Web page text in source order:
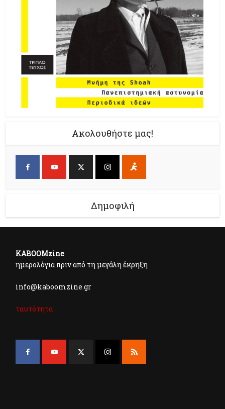
Ακολουθήστε μας!
Δημοφιλή
KABOOMzine
ημερολόγια πριν από τη μεγάλη έκρηξη
info@kaboomzine.gr
ταυτότητα